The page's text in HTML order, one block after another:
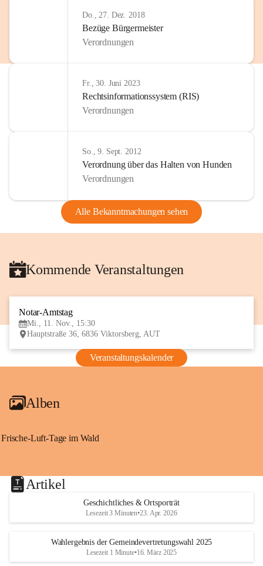
Do., 27. Dez. 2018
Bezüge Bürgermeister
Verordnungen
Fr., 30. Juni 2023
Rechtsinformationssystem (RIS)
Verordnungen
So., 9. Sept. 2012
Verordnung über das Halten von Hunden
Verordnungen
Alle Bekanntmachungen sehen
Kommende Veranstaltungen
Notar-Amtstag
Mi., 11. Nov., 15:30
Hauptstraße 36, 6836 Viktorsberg, AUT
Veranstaltungskalender
Alben
Frische-Luft-Tage im Wald
Artikel
Geschichtliches & Ortsporträt
Lesezeit 3 Minuten•23. Apr. 2026
Wahlergebnis der Gemeindevertretungswahl 2025
Lesezeit 1 Minute•16. März 2025